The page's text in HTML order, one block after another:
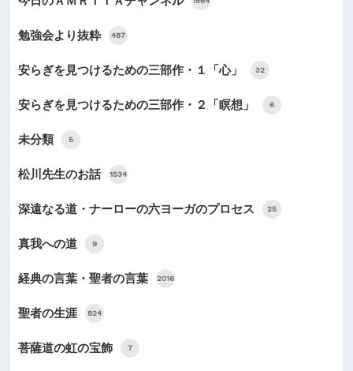
勉強会より抜粋 487
安らぎを見つけるための三部作・１「心」 32
安らぎを見つけるための三部作・２「瞑想」 6
未分類 5
松川先生のお話 1534
深遠なる道・ナーローの六ヨーガのプロセス 25
真我への道 9
経典の言葉・聖者の言葉 2016
聖者の生涯 824
菩薩道の虹の宝飾 7